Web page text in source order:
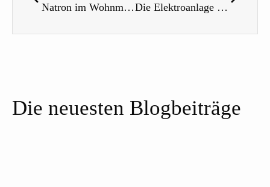
Natron im Wohnmobil – Wie man mit Natron abspülen und trotzdem viel Wasser sparen kann Die Elektroanlage Teil 2 – Solaranlage
Die neuesten Blogbeiträge